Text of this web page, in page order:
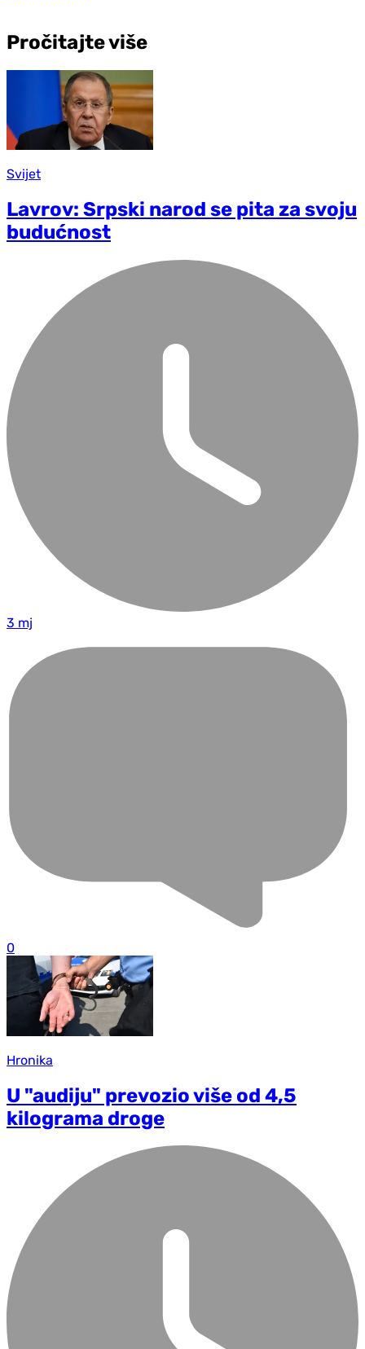
Pročitajte više
Svijet
Lavrov: Srpski narod se pita za svoju
budućnost
3 mj
0
Hronika
U "audiju" prevozio više od 4,5
kilograma droge